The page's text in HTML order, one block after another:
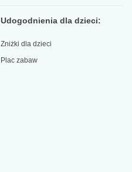
Udogodnienia dla dzieci:
Zniżki dla dzieci
Plac zabaw